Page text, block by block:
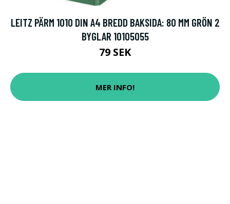
LEITZ PÄRM 1010 DIN A4 BREDD BAKSIDA: 80 MM GRÖN 2
BYGLAR 10105055
79 SEK
MER INFO!